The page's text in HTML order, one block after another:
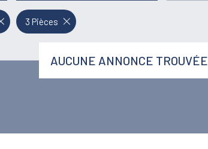
AUCUNE ANNONCE TROUVÉE
3 Pièces